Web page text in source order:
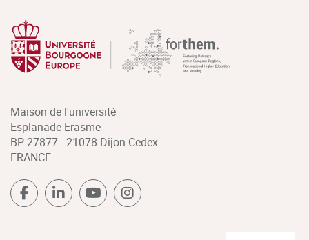
Maison de l'université
Esplanade Erasme
BP 27877 - 21078 Dijon Cedex
FRANCE